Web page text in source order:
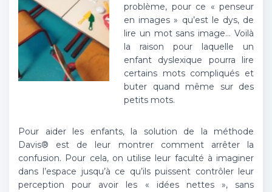
problème, pour ce « penseur
en images » qu’est le dys, de
lire un mot sans image… Voilà
la raison pour laquelle un
enfant dyslexique pourra lire
certains mots compliqués et
buter quand même sur des
petits mots.
Pour aider les enfants, la solution de la méthode
Davis® est de leur montrer comment arrêter la
confusion. Pour cela, on utilise leur faculté à imaginer
dans l’espace jusqu’à ce qu’ils puissent contrôler leur
perception pour avoir les « idées nettes », sans